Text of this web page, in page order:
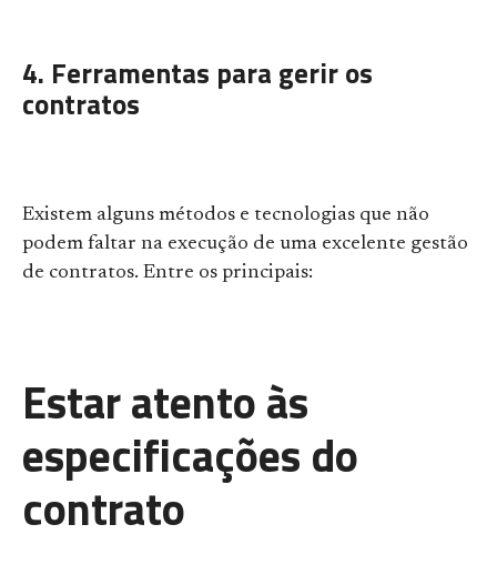
4. Ferramentas para gerir os
contratos
Existem alguns métodos e tecnologias que não
podem faltar na execução de uma excelente gestão
de contratos. Entre os principais:
Estar atento às
especificações do
contrato